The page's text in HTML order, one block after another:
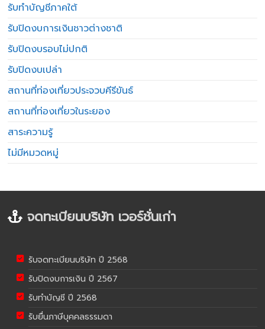
รับทำบัญชีภาคใต้
รับปิดงบการเงินชาวต่างชาติ
รับปิดงบรอบไม่ปกติ
รับปิดงบเปล่า
สถานที่ท่องเที่ยวประจวบคีรีขันธ์
สถานที่ท่องเที่ยวในระยอง
สาระความรู้
ไม่มีหมวดหมู่
จดทะเบียนบริษัท เวอร์ชั่นเก่า
รับจดทะเบียนบริษัท ปี 2568
รับปิดงบการเงิน ปี 2567
รับทำบัญชี ปี 2568
รับยื่นภาษีบุคคลธรรมดา